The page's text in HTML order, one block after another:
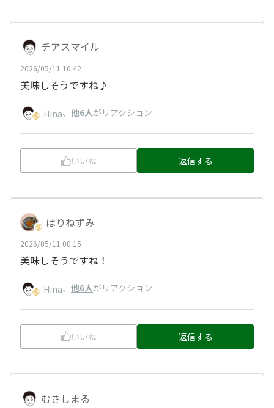
チアスマイル
2026/05/11 10:42
美味しそうですね♪
Hina、 他6人がリアクション
いいね 返信する
はりねずみ
2026/05/11 00:15
美味しそうですね！
Hina、 他6人がリアクション
いいね 返信する
むさしまる